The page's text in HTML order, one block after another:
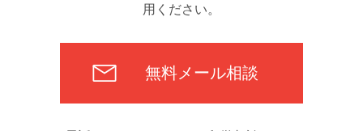
用ください。
無料メール相談